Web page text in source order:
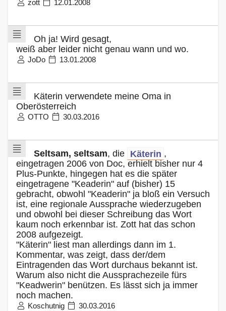
zott 12.01.2008
Oh ja! Wird gesagt,
weiß aber leider nicht genau wann und wo.
JoDo 13.01.2008
Käterin verwendete meine Oma in
Oberösterreich
OTTO 30.03.2016
Seltsam, seltsam, die Käterin ,
eingetragen 2006 von Doc, erhielt bisher nur 4
Plus-Punkte, hingegen hat es die später
eingetragene "Keaderin" auf (bisher) 15
gebracht, obwohl "Keaderin" ja bloß ein Versuch
ist, eine regionale Aussprache wiederzugeben
und obwohl bei dieser Schreibung das Wort
kaum noch erkennbar ist. Zott hat das schon
2008 aufgezeigt.
"Käterin" liest man allerdings dann im 1.
Kommentar, was zeigt, dass der/dem
Eintragenden das Wort durchaus bekannt ist.
Warum also nicht die Aussprachezeile fürs
"Keadwerin" benützen. Es lässt sich ja immer
noch machen.
Koschutnig 30.03.2016